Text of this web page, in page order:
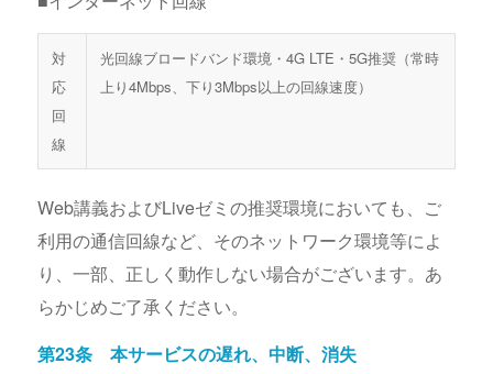
対
応
回
線
光回線ブロードバンド環境・4G LTE・5G推奨（常時
上り4Mbps、下り3Mbps以上の回線速度）
Web講義およびLiveゼミの推奨環境においても、ご
利用の通信回線など、そのネットワーク環境等によ
り、一部、正しく動作しない場合がございます。あ
らかじめご了承ください。
第23条 本サービスの遅れ、中断、消失